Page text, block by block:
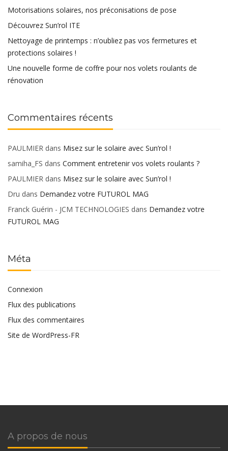
Motorisations solaires, nos préconisations de pose
Découvrez Sun’rol ITE
Nettoyage de printemps : n’oubliez pas vos fermetures et
protections solaires !
Une nouvelle forme de coffre pour nos volets roulants de
rénovation
Commentaires récents
PAULMIER dans Misez sur le solaire avec Sun’rol !
samiha_FS dans Comment entretenir vos volets roulants ?
PAULMIER dans Misez sur le solaire avec Sun’rol !
Dru dans Demandez votre FUTUROL MAG
Franck Guérin - JCM TECHNOLOGIES dans Demandez votre
FUTUROL MAG
Méta
Connexion
Flux des publications
Flux des commentaires
Site de WordPress-FR
A propos de nous